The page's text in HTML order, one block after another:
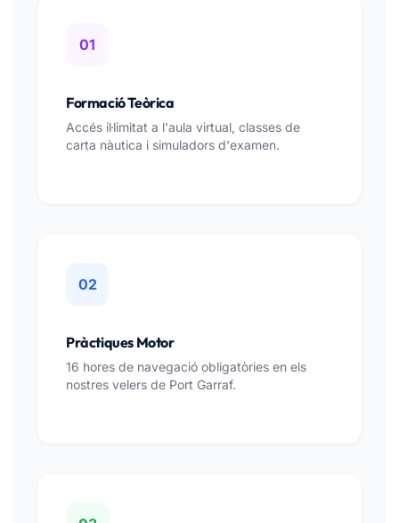
01
Formació Teòrica
Accés il·limitat a l'aula virtual, classes de
carta nàutica i simuladors d'examen.
02
Pràctiques Motor
16 hores de navegació obligatòries en els
nostres velers de Port Garraf.